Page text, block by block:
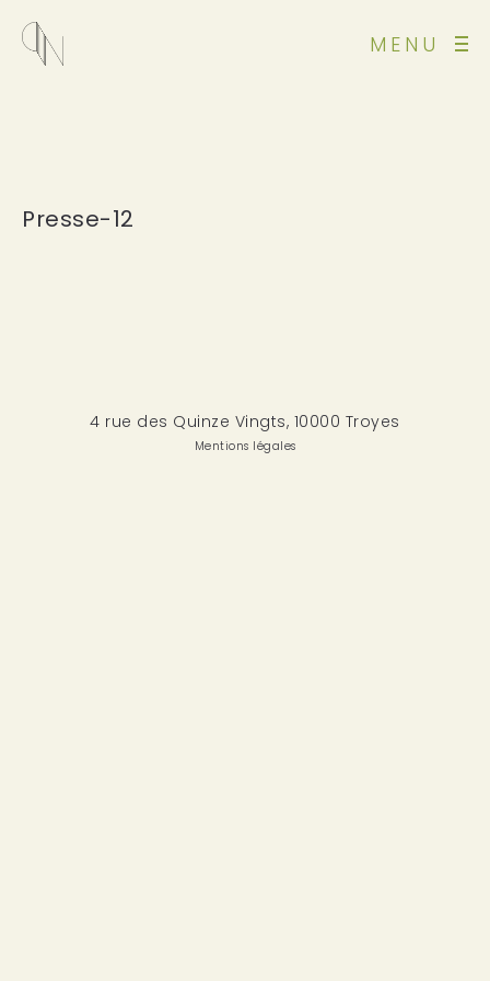
MENU
Presse-12
4 rue des Quinze Vingts, 10000 Troyes
Mentions légales